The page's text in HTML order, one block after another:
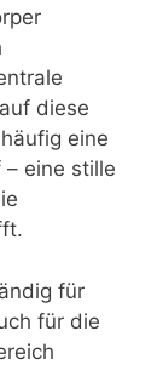
diese
eine
eine stille
für
für die